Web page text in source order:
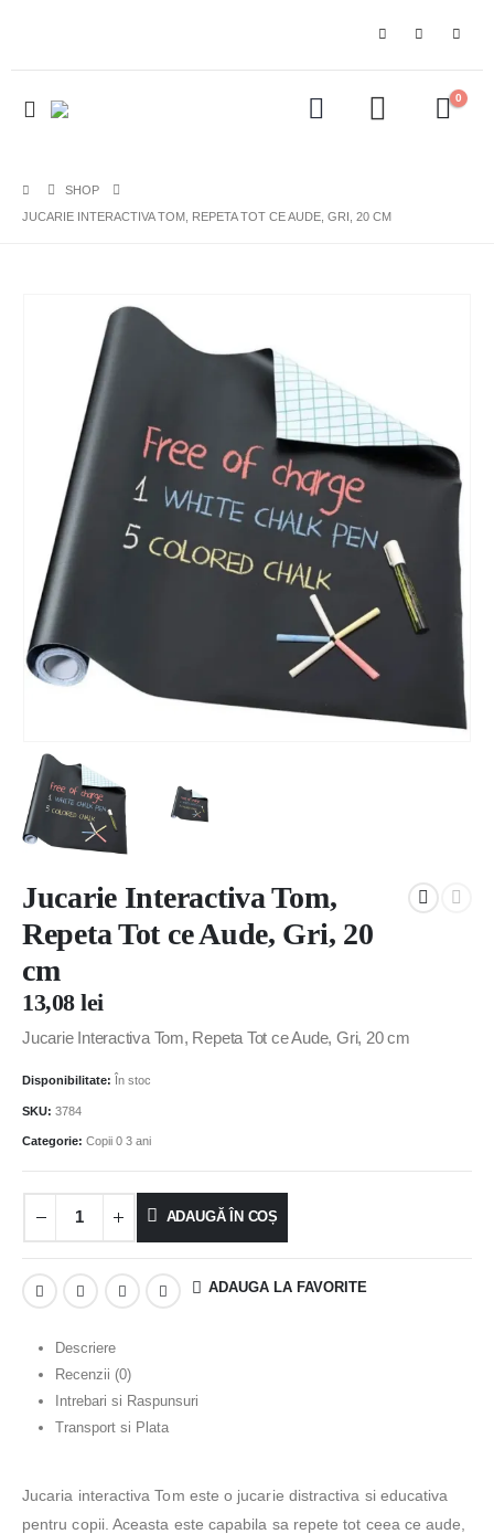
0
SHOP
JUCARIE INTERACTIVA TOM, REPETA TOT CE AUDE, GRI, 20 CM
Jucarie Interactiva Tom,
Repeta Tot ce Aude, Gri, 20
cm
13,08lei
Jucarie Interactiva Tom, Repeta Tot ce Aude, Gri, 20 cm
Disponibilitate: În stoc
SKU: 3784
Categorie: Copii 0 3 ani
ADAUGĂ ÎN COȘ
ADAUGA LA FAVORITE
Descriere
Recenzii (0)
Intrebari si Raspunsuri
Transport si Plata
Jucaria interactiva Tom este o jucarie distractiva si educativa
pentru copii. Aceasta este capabila sa repete tot ceea ce aude,